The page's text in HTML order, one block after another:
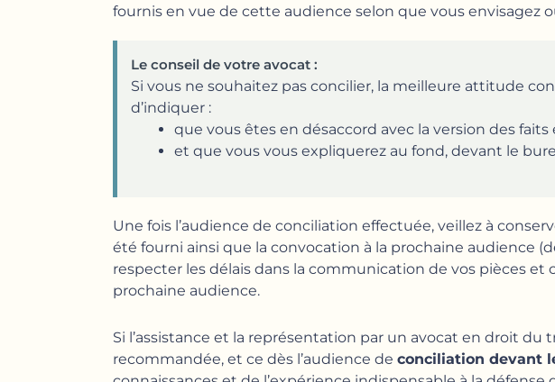
fournis en vue de cette audience selon que vous envisagez
Le conseil de votre avocat :
Si vous ne souhaitez pas concilier, la meilleure attitude
d’indiquer :
que vous êtes en désaccord avec la version des
et que vous vous expliquerez au fond, devant le
Une fois l’audience de conciliation effectuée, veillez à
été fourni ainsi que la convocation à la prochaine audience
respecter les délais dans la communication de vos pièces
prochaine audience.
Si l’assistance et la représentation par un avocat en droit du
recommandée, et ce dès l’audience de conciliation devant